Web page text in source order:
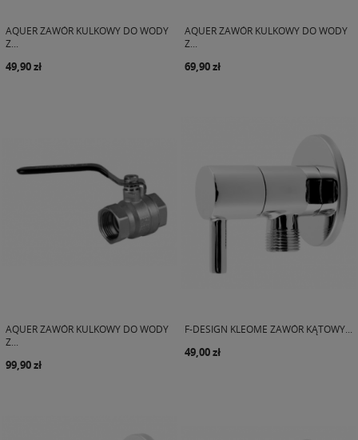
AQUER ZAWÓR KULKOWY DO WODY
Z...
49,90 zł
AQUER ZAWÓR KULKOWY DO WODY
Z...
69,90 zł
AQUER ZAWÓR KULKOWY DO WODY
Z...
99,90 zł
F-DESIGN KLEOME ZAWÓR KĄTOWY...
49,00 zł